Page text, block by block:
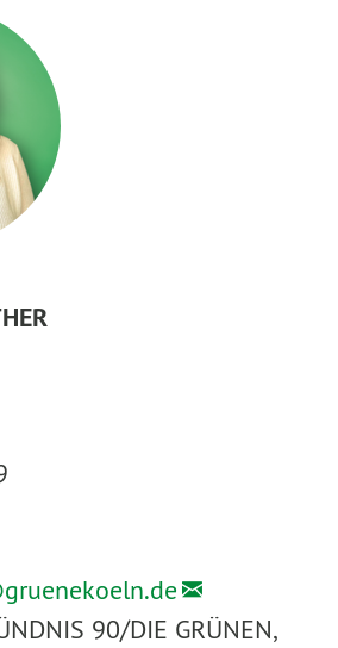
gruenekoeln.de
90/DIE GRÜNEN,